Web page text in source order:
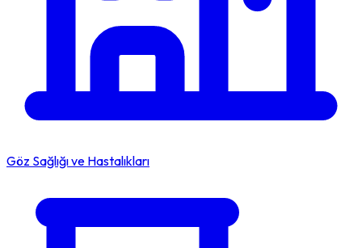
Göz Sağlığı ve Hastalıkları